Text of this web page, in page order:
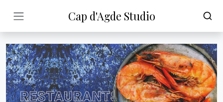
Cap d'Agde Studio